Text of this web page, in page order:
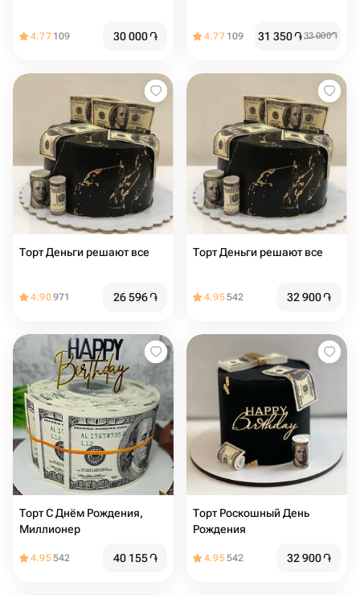
4.77 109 30 000֏ 4.77 109 31 350֏33 000֏
Торт Деньги решают все
4.90971 26 596֏
Торт Деньги решают все
4.95542 32 900֏
Торт С Днём Рождения,
Миллионер
4.95542 40 155֏
Торт Роскошный День
Рождения
4.95542 32 900֏